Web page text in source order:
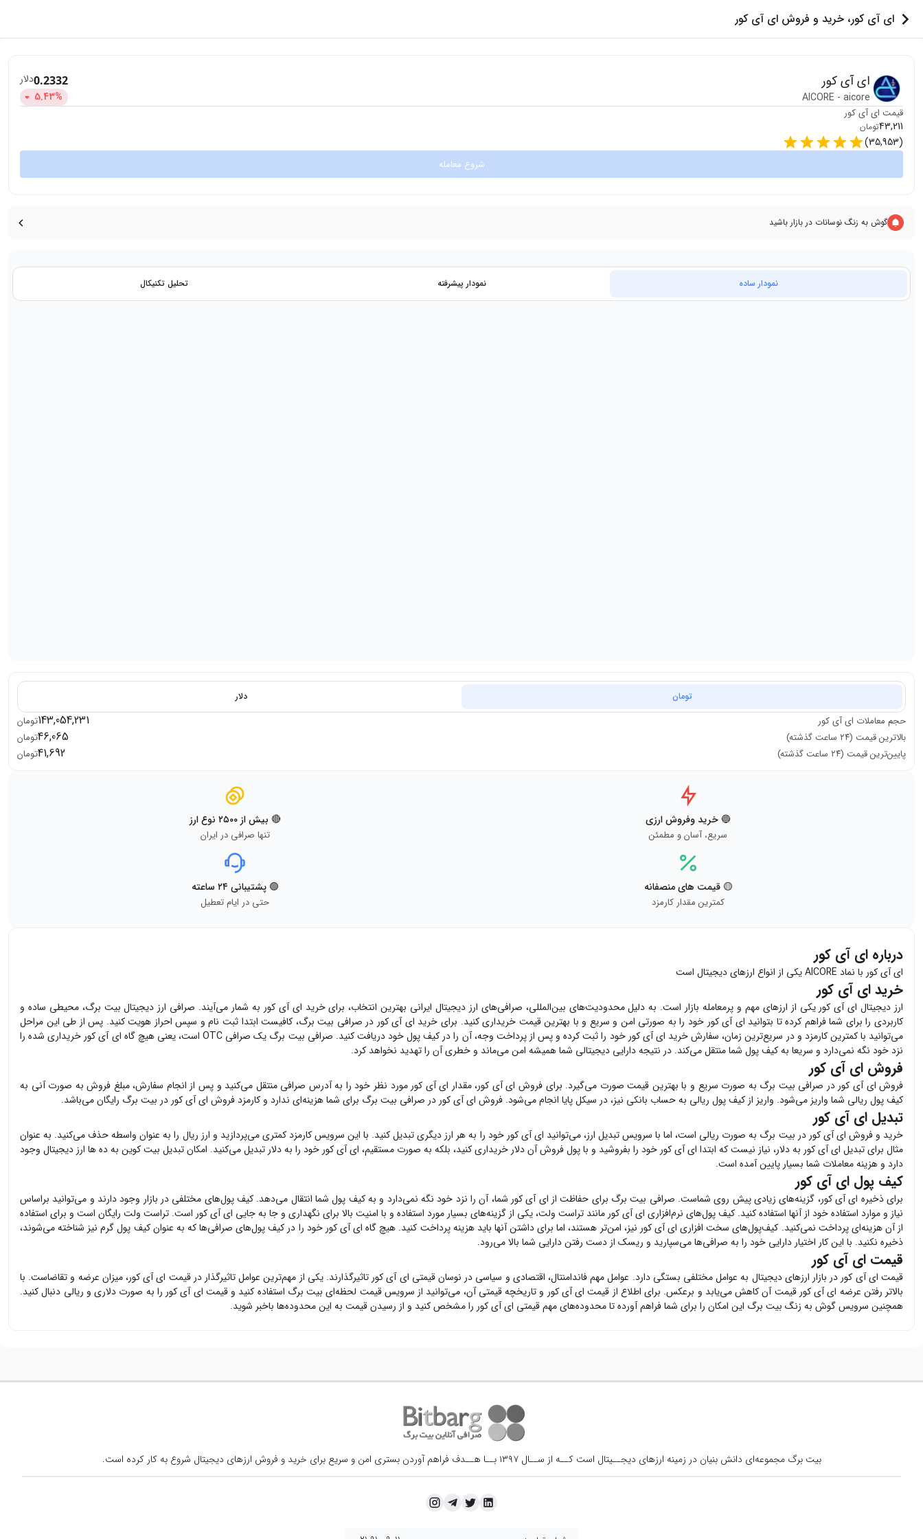
ای آی کور، خرید و فروش ای آی کور
ای آی کور
AICORE - aicore
0.2332دلار
5.43%
قیمت ای آی کور
43,211تومان
(
35,953
)
شروع معامله
گوش به زنگ نوسانات در بازار باشید
نمودار ساده نمودار پیشرفته تحلیل تکنیکال
تومان دلار
حجم معاملات ای آی کور 143,054,231تومان
بالاترین قیمت (۲۴ ساعت گذشته)
46,065تومان
پایین‌ترین قیمت (۲۴ ساعت گذشته)
41,692تومان
🔵 خرید وفروش ارزی
سریع، آسان و مطمئن
🔴 بیش از ۲۵۰۰ نوع ارز
تنها صرافی در ایران
🟡 قیمت های منصفانه
کمترین مقدار کارمزد
🟢 پشتیبانی ۲۴ ساعته
حتی در ایام تعطیل
درباره ای آی کور
ای آی کور با نماد AICORE یکی از انواع ارزهای دیجیتال است
خرید ای آی کور
ارز دیجیتال ای آی کور یکی از ارزهای مهم و پرمعامله بازار است. به دلیل محدودیت‌های بین‌المللی، صرافی‌های ارز دیجیتال ایرانی بهترین انتخاب، برای خرید ای آی کور به شمار می‌آیند. صرافی ارز دیجیتال بیت برگ، محیطی ساده و
کاربردی را برای شما فراهم کرده تا بتوانید ای آی کور خود را به صورتی امن و سریع و با بهترین قیمت خریداری کنید. برای خرید ای آی کور در صرافی بیت برگ، کافیست ابتدا ثبت نام و سپس احراز هویت کنید. پس از طی این مراحل
می‌توانید با کمترین کارمزد و در سریع‌ترین زمان، سفارش خرید ای آی کور خود را ثبت کرده و پس از پرداخت وجه، آن را در کیف پول خود دریافت کنید. صرافی بیت برگ یک صرافی OTC است، یعنی هیچ گاه ای آی کور خریداری شده را
نزد خود نگه نمی‌دارد و سریعا به کیف پول شما منتقل می‌کند. در نتیجه دارایی دیجیتالی شما همیشه امن می‌ماند و خطری آن را تهدید نخواهد کرد.
فروش ای آی کور
فروش ای آی کور در صرافی بیت برگ به صورت سریع و با بهترین قیمت صورت می‌گیرد. برای فروش ای آی کور، مقدار ای آی کور مورد نظر خود را به آدرس صرافی منتقل می‌کنید و پس از انجام سفارش، مبلغ فروش به صورت آنی به
کیف پول ریالی شما واریز می‌شود. واریز از کیف پول ریالی به حساب بانکی نیز، در سیکل پایا انجام می‌شود. فروش ای آی کور در صرافی بیت برگ برای شما هزینه‌ای ندارد و کارمزد فروش ای آی کور در بیت برگ رایگان می‌باشد.
تبدیل ای آی کور
خرید و فروش ای آی کور در بیت برگ به صورت ریالی است، اما با سرویس تبدیل ارز، می‌توانید ای آی کور خود را به هر ارز دیگری تبدیل کنید. با این سرویس کارمزد کمتری می‌پردازید و ارز ریال را به عنوان واسطه حذف می‌کنید. به عنوان
مثال برای تبدیل ای آی کور به دلار، نیاز نیست که ابتدا ای آی کور خود را بفروشید و با پول فروش آن دلار خریداری کنید، بلکه به صورت مستقیم، ای آی کور خود را به دلار تبدیل می‌کنید. امکان تبدیل بیت کوین به ده ها ارز دیجیتال وجود
دارد و هزینه معاملات شما بسیار پایین آمده است.
کیف پول ای آی کور
برای ذخیره ای آی کور، گزینه‌های زیادی پیش روی شماست. صرافی بیت برگ برای حفاظت از ای آی کور شما، آن را نزد خود نگه نمی‌دارد و به کیف پول شما انتقال می‌دهد. کیف پول‌های مختلفی در بازار وجود دارند و می‌توانید براساس
نیاز و موارد استفاده خود از آنها استفاده کنید. کیف پول‌های نرم‌افزاری ای آی کور مانند تراست ولت، یکی از گزینه‌های بسیار مورد استفاده و با امنیت بالا برای نگهداری و جا به جایی ای آی کور است. تراست ولت رایگان است و برای استفاده
از آن هزینه‌ای پرداخت نمی‌کنید. کیف‌پول‌های سخت افزاری ای آی کور نیز، امن‌تر هستند، اما برای داشتن آنها باید هزینه پرداخت کنید. هیچ گاه ای آی کور خود را در کیف پول‌های صرافی‌ها که به عنوان کیف پول گرم نیز شناخته می‌شوند،
ذخیره نکنید. با این کار اختیار دارایی خود را به صرافی‌ها می‌سپارید و ریسک از دست رفتن دارایی شما بالا می‌رود.
قیمت ای آی کور
قیمت ای آی کور در بازار ارزهای دیجیتال به عوامل مختلفی بستگی دارد. عوامل مهم فاندامنتال، اقتصادی و سیاسی در نوسان قیمتی ای آی کور تاثیرگذارند. یکی از مهم‌ترین عوامل تاثیرگذار در قیمت ای آی کور، میزان عرضه و تقاضاست. با
بالاتر رفتن عرضه ای آی کور قیمت آن کاهش می‌یابد و برعکس. برای اطلاع از قیمت ای آی کور و تاریخچه قیمتی آن، می‌توانید از سرویس قیمت لحظه‌ای بیت برگ استفاده کنید و قیمت ای آی کور را به صورت دلاری و ریالی دنبال کنید.
همچنین سرویس گوش به زنگ بیت برگ این امکان را برای شما فراهم آورده تا محدوده‌های مهم قیمتی ای آی کور را مشخص کنید و از رسیدن قیمت به این محدوده‌ها باخبر شوید.
بیت برگ مجموعه‌ای دانش بنیان در زمینه ارزهای دیجــیتال است کــه از ســال ۱۳۹۷ بــا هــدف فراهم آوردن بستری امن و سریع برای خرید و فروش ارزهای دیجیتال شروع به کار کرده است.